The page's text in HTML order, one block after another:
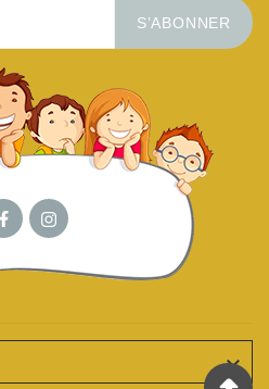
S’ABONNER
